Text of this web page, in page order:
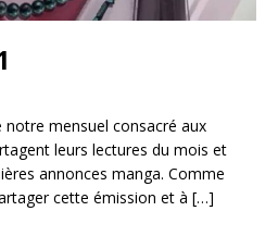
mensuel consacré aux
leurs lectures du mois et
annonces manga. Comme
cette émission et à […]